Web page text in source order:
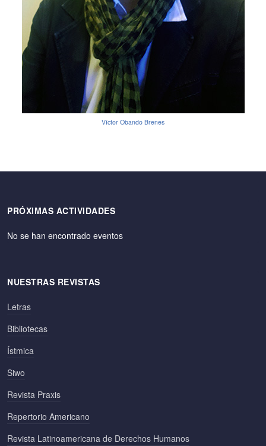
Víctor Obando Brenes
PRÓXIMAS ACTIVIDADES
No se han encontrado eventos
NUESTRAS REVISTAS
Letras
Bibliotecas
Ístmica
Siwo
Revista Praxis
Repertorio Americano
Revista Latinoamericana de Derechos Humanos